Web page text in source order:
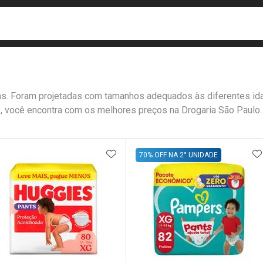
Foram projetadas com tamanhos adequados às diferentes
encontra com os melhores preços na Drogaria São Paulo.
ADICIONAR AOS FAVORITOS
70% OFF NA 2° UNIDADE